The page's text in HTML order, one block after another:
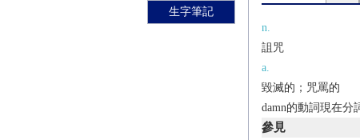
生字筆記
n.
詛咒
a.
毀滅的；咒罵的
damn的動詞現在分
參見